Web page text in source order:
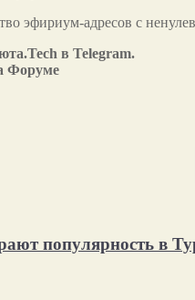
эфириум-адресов с
в Telegram.
Форуме
популярность в